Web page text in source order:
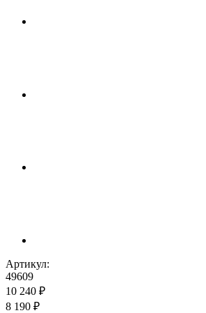
Артикул:
49609
10 240 ₽
8 190 ₽